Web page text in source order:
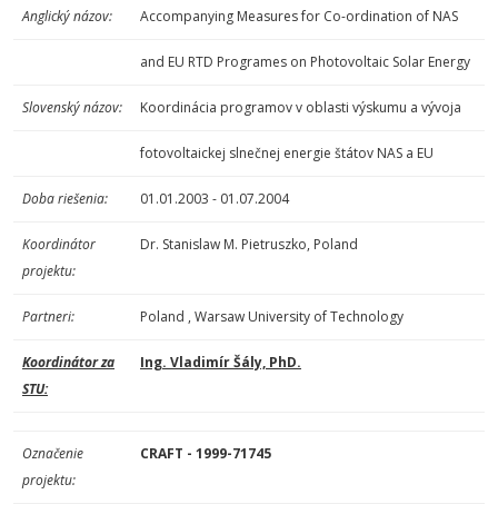
Anglický názov: Accompanying Measures for Co-ordination of NAS
and EU RTD Programes on Photovoltaic Solar Energy
Slovenský názov: Koordinácia programov v oblasti výskumu a vývoja
fotovoltaickej slnečnej energie štátov NAS a EU
Doba riešenia: 01.01.2003 - 01.07.2004
Koordinátor
projektu:
Dr. Stanislaw M. Pietruszko, Poland
Partneri: Poland , Warsaw University of Technology
Koordinátor za
STU:
Ing. Vladimír Šály, PhD.
Označenie
projektu:
CRAFT - 1999-71745